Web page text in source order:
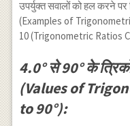
\tan ^2
\frac{1}{3}
60^{\circ} \tan
45^{\circ}=2
45^{\circ}-
90^{\circ}
उपर्युक्त सवालों को हल करने पर
(Examples of
10 (Trigonometric Ratios
4.0° से 90° के
(Values of
to 90°):